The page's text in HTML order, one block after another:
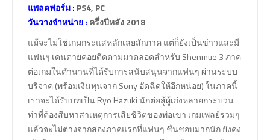
แพลตฟอร์ม : PS4, PC
วันวางจำหน่าย : ครึ่งปีหลัง 2018
แม้จะไม่ใช่เกมกระแสหลักเลยสักภาค แต่ก็ยังเป็นข่าวและมี
แฟนๆ เดนตายคอยติดตามมาตลอดสำหรับ Shenmue 3 ภาค
ต่อเกมในตำนานที่ได้รับการสนับสนุนจากแฟนๆ ผ่านระบบ
บริจาค (พร้อมเงินทุนจาก Sony อัดฉีดให้อีกหน่อย) ในภาคนี้
เราจะได้รับบทเป็น Ryo Hazuki นักต่อสู้ผู้เก่งหลายกระบวน
ท่าที่ต้องสืบหาสาเหตุการเสียชีวิตของพ่อเขา เกมเพลย์รวมๆ
แล้วจะไม่ต่างจากสองภาคแรกที่แฟนๆ ชื่นชอบมากนัก ยังคง